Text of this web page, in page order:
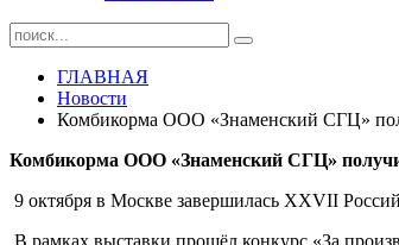
ГЛАВНАЯ
Новости
Комбикорма ООО «Знаменский СГЦ»
Комбикорма ООО «Знаменский СГЦ»
9 октября в Москве завершилась XXVII
В рамках выставки прошёл конкурс «За